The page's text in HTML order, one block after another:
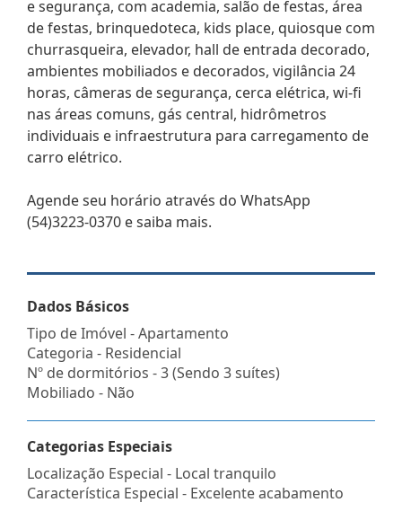
e segurança, com academia, salão de festas, área
de festas, brinquedoteca, kids place, quiosque com
churrasqueira, elevador, hall de entrada decorado,
ambientes mobiliados e decorados, vigilância 24
horas, câmeras de segurança, cerca elétrica, wi-fi
nas áreas comuns, gás central, hidrômetros
individuais e infraestrutura para carregamento de
carro elétrico.
Agende seu horário através do WhatsApp
(54)3223-0370 e saiba mais.
Dados Básicos
Tipo de Imóvel - Apartamento
Categoria - Residencial
Nº de dormitórios - 3 (Sendo 3 suítes)
Mobiliado - Não
Categorias Especiais
Localização Especial - Local tranquilo
Característica Especial - Excelente acabamento